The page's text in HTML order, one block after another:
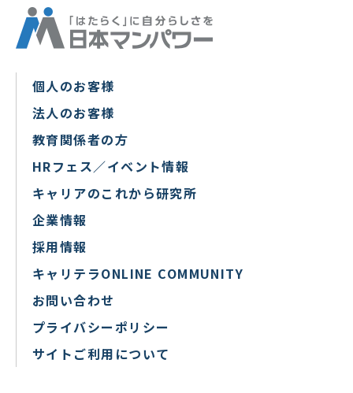
個人のお客様
法人のお客様
教育関係者の方
HRフェス／イベント情報
キャリアのこれから研究所
企業情報
採用情報
キャリテラONLINE COMMUNITY
お問い合わせ
プライバシーポリシー
サイトご利用について